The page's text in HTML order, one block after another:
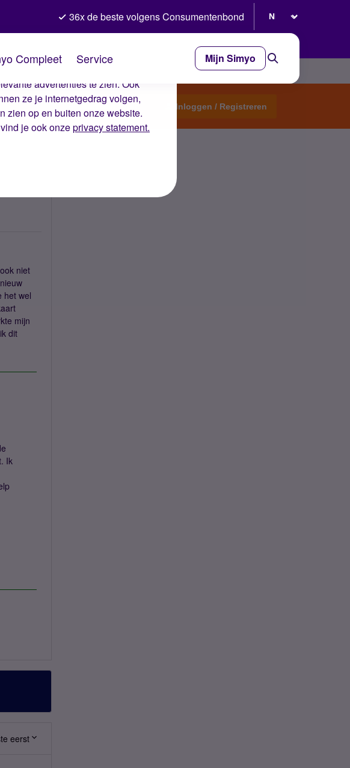
wij ervoor dat je ervaring op de
advertenties te zien. Ook
ze je internetgedrag volgen,
zien op en buiten onze website.
je ook onzeprivacy statement.
36x de beste volgens Consumentenbond
Compleet Service Mijn Simyo
Start een topic Inloggen / Registreren
niet
het wel
mijn
dit
Ik
eerst